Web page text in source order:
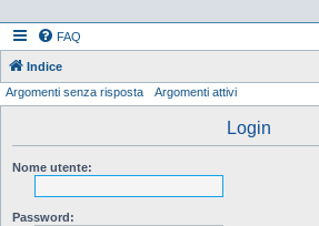
FAQ
Indice
Argomenti senza risposta Argomenti attivi
Login
Nome utente:
Password: